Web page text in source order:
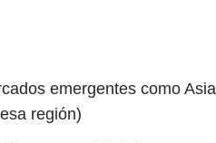
emergentes como Asia
región)